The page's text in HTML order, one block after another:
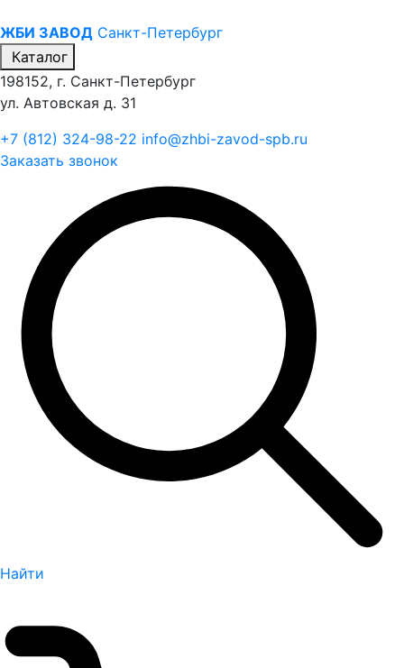
ЖБИ ЗАВОД Санкт-Петербург
Каталог
198152, г. Санкт-Петербург
ул. Автовская д. 31
+7 (812) 324-98-22 info@zhbi-zavod-spb.ru
Заказать звонок
Найти